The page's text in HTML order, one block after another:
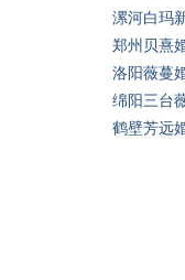
漯河白玛
郑州贝熹
洛阳薇蔓
绵阳三台
鹤壁芳远